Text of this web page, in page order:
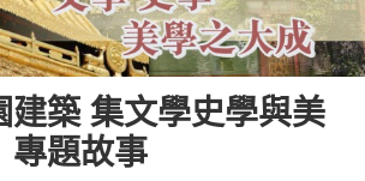
建築 集文學史學與美
專題故事